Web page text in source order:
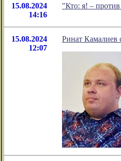
15.08.2024
14:16
"Кто: я! –
15.08.2024
12:07
Ринат Камалиев